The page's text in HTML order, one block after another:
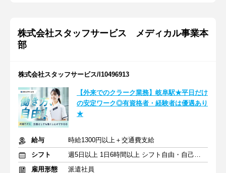
株式会社スタッフサービス メディカル事業本
部
株式会社スタッフサービス/I10496913
【外来でのクラーク業務】岐阜駅★平日だけ
の安定ワーク◎有資格者・経験者は優遇あり
★
給与
時給1300円以上＋交通費支給
シフト
週5日以上 1日6時間以上 シフト自由・自己申告
雇用形態
派遣社員